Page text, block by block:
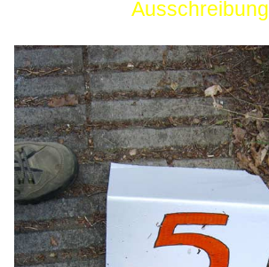
Ausschreibung